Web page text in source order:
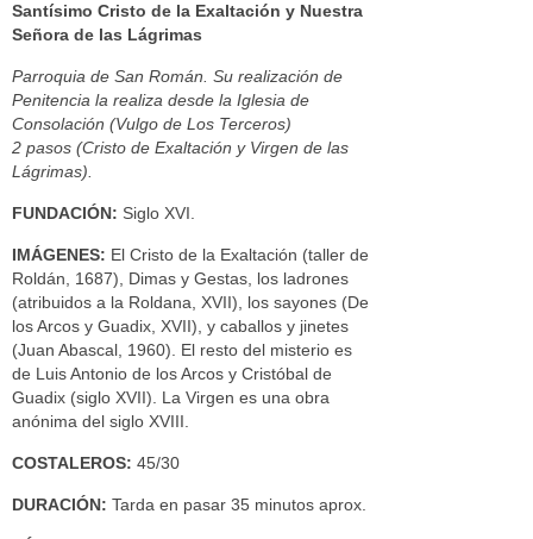
Santísimo Cristo de la Exaltación y Nuestra
Señora de las Lágrimas
Parroquia de San Román. Su realización de
Penitencia la realiza desde la Iglesia de
Consolación (Vulgo de Los Terceros)
2 pasos (Cristo de Exaltación y Virgen de las
Lágrimas).
FUNDACIÓN: Siglo XVI.
IMÁGENES: El Cristo de la Exaltación (taller de
Roldán, 1687), Dimas y Gestas, los ladrones
(atribuidos a la Roldana, XVII), los sayones (De
los Arcos y Guadix, XVII), y caballos y jinetes
(Juan Abascal, 1960). El resto del misterio es
de Luis Antonio de los Arcos y Cristóbal de
Guadix (siglo XVII). La Virgen es una obra
anónima del siglo XVIII.
COSTALEROS: 45/30
DURACIÓN: Tarda en pasar 35 minutos aprox.